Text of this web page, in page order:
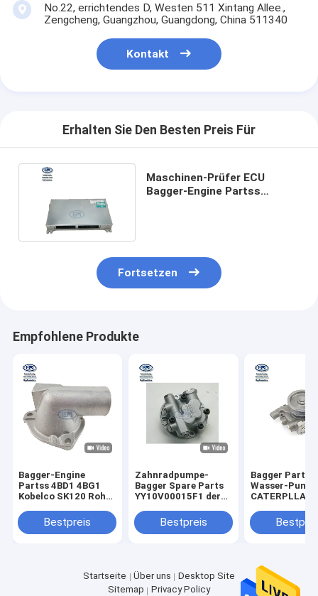
No.22, errichtendes D, Westen 511 Xintang Allee.,
Zengcheng, Guangzhou, Guangdong, China 511340
Kontakt
Erhalten Sie Den Besten Preis Für
Maschinen-Prüfer ECU
Bagger-Engine Partss
Fortsetzen
Empfohlene Produkte
Bagger-Engine
Partss 4BD1 4BG1
Kobelco SK120 Rohr-
5137130481
VI5137130481 5-
Bestpreis
Zahnradpumpe-
Bagger Spare Parts
YY10V00015F1 der
Baumaschinen-Teil-
SK130-8 SK135SR-3
Bestpreis
Bagger Part,
Wasser-
CATERPLLAR
der
Startseite Über uns
Desktop Site
Sitemap
Privacy Policy